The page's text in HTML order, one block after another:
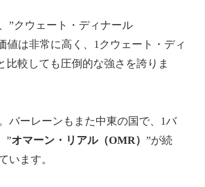
”クウェート・ディナール
値は非常に高く、1クウェート・ディ
較しても圧倒的な強さを誇りま
バーレーンもまた中東の国で、1バ
”オマーン・リアル（OMR） ”が続
います。